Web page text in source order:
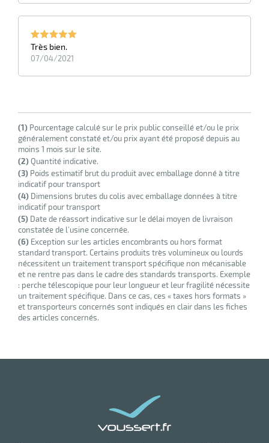
Très bien.
07/04/2021
(1) Pourcentage calculé sur le prix public conseillé et/ou le prix
généralement constaté et/ou prix ayant été proposé depuis au
moins 1 mois sur le site.
(2)Quantité indicative.
(3) Poids estimatif brut du produit avec emballage donné à titre
indicatif pour transport
(4) Dimensions brutes du colis avec emballage données à titre
indicatif pour transport
(5) Date de réassort indicative sur le délai moyen de livraison
constatée de l’usine concernée.
(6) Exception sur les articles encombrants ou hors format
standard transport. Certains produits très volumineux ou lourds
nécessitent un traitement transport spécifique non mécanisable
et ne rentre pas dans le cadre des standards transports. Exemple
: perche télescopique pour leur longueur et leur fragilité nécessite
un traitement spécifique. Dans ce cas, ces « taxes hors formats »
et transporteurs concernés sont indiqués en clair dans les fiches
des articles concernés.